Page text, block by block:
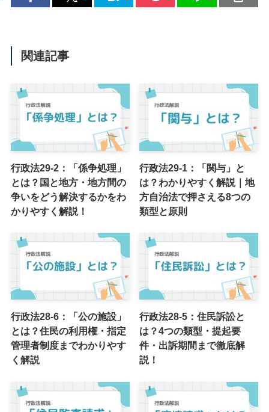
関連記事
行政法29-2：「係争処理」
とは？国と地方・地方間の
争いをどう解決するかをわ
かりやすく解説！
行政法29-1：「関与」と
は？わかりやすく解説｜地
方自治法で押さえる8つの
類型と原則
行政法28-6：「公の施設」
とは？住民の利用権・指定
管理者制度までわかりやす
く解説
行政法28-5：住民訴訟と
は？4つの類型・提起要
件・出訴期間まで徹底解
説！